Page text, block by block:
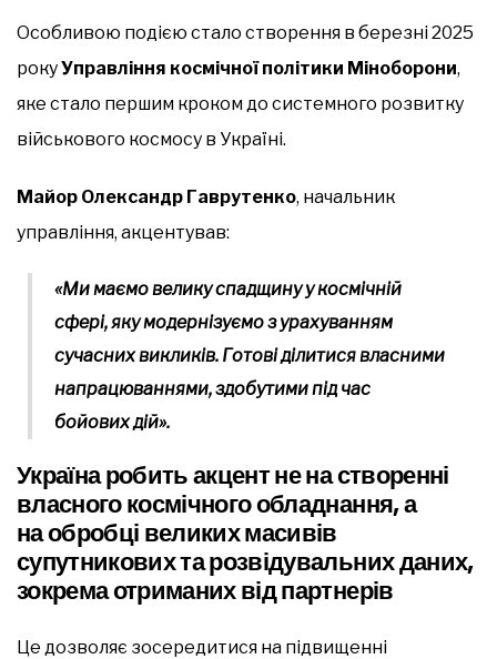
Особливою подією стало створення в березні 2025
рокуУправління космічної політики Міноборони,
яке стало першим кроком до системного розвитку
військового космосу в Україні.
Майор Олександр Гаврутенко, начальник
управління, акцентував:
«Ми маємо велику спадщину у космічній
сфері, яку модернізуємо з урахуванням
сучасних викликів. Готові ділитися власними
напрацюваннями, здобутими під час
бойових дій».
Україна робить акцент не на створенні
власного космічного обладнання, а
на обробці великих масивів
супутникових та розвідувальних даних,
зокрема отриманих від партнерів
Це дозволяє зосередитися на підвищенні